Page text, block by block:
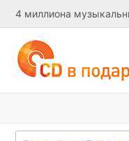
4 миллиона